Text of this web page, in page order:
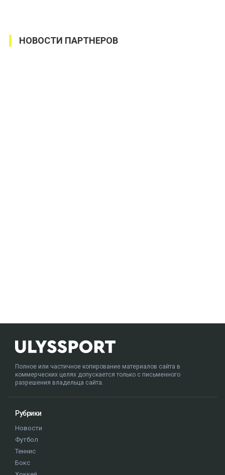
НОВОСТИ ПАРТНЕРОВ
Полное или частичное копирование материалов сайта в
коммерческих целях допускается только с письменного
разрешения владельца сайта.
Рубрики
Новости
Футбол
Теннис
Бокс